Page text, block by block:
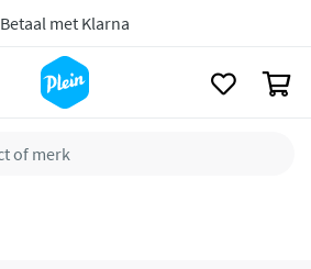
Betaal met Klarna